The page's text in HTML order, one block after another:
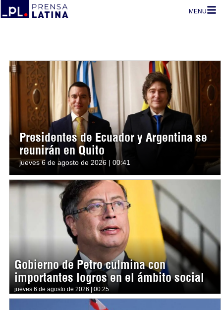
MENU
Presidentes de Ecuador y Argentina se
reunirán en Quito
jueves 6 de agosto de 2026 | 00:41
Gobierno de Petro culmina con
importantes logros en el ámbito social
jueves 6 de agosto de 2026 | 00:25